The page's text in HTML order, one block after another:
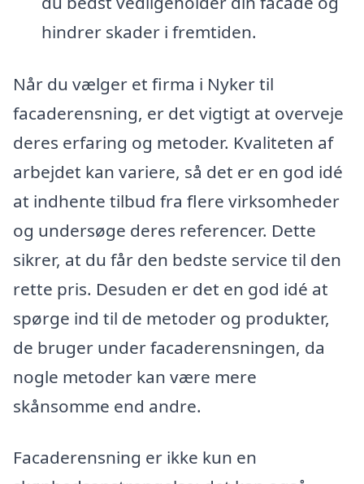
hindrer skader i fremtiden.
Når du vælger et firma i Nyker til
facaderensning, er det vigtigt at overveje
deres erfaring og metoder. Kvaliteten af
arbejdet kan variere, så det er en god idé
at indhente tilbud fra flere virksomheder
og undersøge deres referencer. Dette
sikrer, at du får den bedste service til den
rette pris. Desuden er det en god idé at
spørge ind til de metoder og produkter,
de bruger under facaderensningen, da
nogle metoder kan være mere
skånsomme end andre.
Facaderensning er ikke kun en